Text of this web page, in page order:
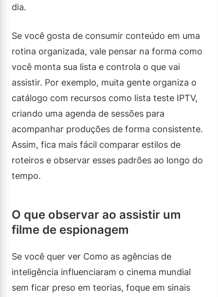
dia.
Se você gosta de consumir conteúdo em uma
rotina organizada, vale pensar na forma como
você monta sua lista e controla o que vai
assistir. Por exemplo, muita gente organiza o
catálogo com recursos como lista teste IPTV,
criando uma agenda de sessões para
acompanhar produções de forma consistente.
Assim, fica mais fácil comparar estilos de
roteiros e observar esses padrões ao longo do
tempo.
O que observar ao assistir um
filme de espionagem
Se você quer ver Como as agências de
inteligência influenciaram o cinema mundial
sem ficar preso em teorias, foque em sinais